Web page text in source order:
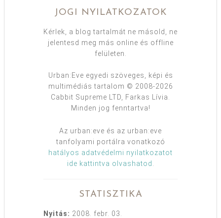
JOGI NYILATKOZATOK
Kérlek, a blog tartalmát ne másold, ne
jelentesd meg más online és offline
felületen.
Urban:Eve egyedi szöveges, képi és
multimédiás tartalom © 2008-2026
Cabbit Supreme LTD, Farkas Lívia.
Minden jog fenntartva!
Az urban:eve és az urban:eve
tanfolyami portálra vonatkozó
hatályos adatvédelmi nyilatkozatot
ide kattintva olvashatod
STATISZTIKA
Nyitás: 2008. febr. 03.